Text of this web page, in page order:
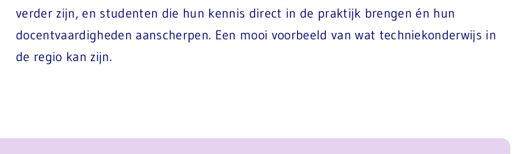
verder zijn, en studenten die hun kennis direct in de praktijk brengen én hun
docentvaardigheden aanscherpen. Een mooi voorbeeld van wat techniekonderwijs in
de regio kan zijn.